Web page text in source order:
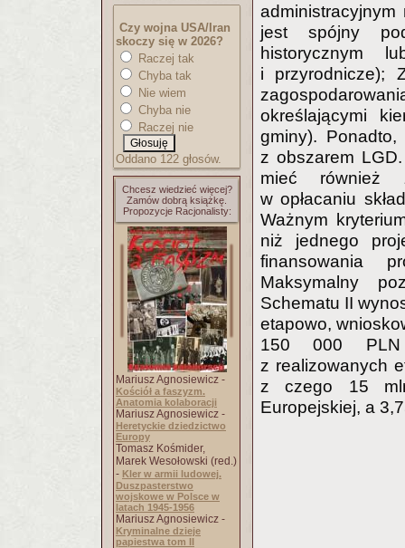
Czy wojna USA/Iran
skoczy się w 2026?
Raczej tak
Chyba tak
Nie wiem
Chyba nie
Raczej nie
Oddano 122 głosów.
Chcesz wiedzieć więcej?
Zamów dobrą książkę.
Propozycje Racjonalisty:
Mariusz Agnosiewicz -
Kościół a faszyzm.
Anatomia kolaboracji
Mariusz Agnosiewicz -
Heretyckie dziedzictwo
Europy
Tomasz Kośmider,
Marek Wesołowski (red.)
- Kler w armii ludowej.
Duszpasterstwo
wojskowe w Polsce w
latach 1945-1956
Mariusz Agnosiewicz -
Kryminalne dzieje
papiestwa tom II
jest spójny
historycznym
i przyrodnicze);
określającymi
gminy).
z obszarem
mieć również
w opłacaniu
Ważnym
niż jednego
finansowania
Maksymalny
Schematu II
etapowo,
150 000
z realizowanych
z czego 15
Europejskiej, a